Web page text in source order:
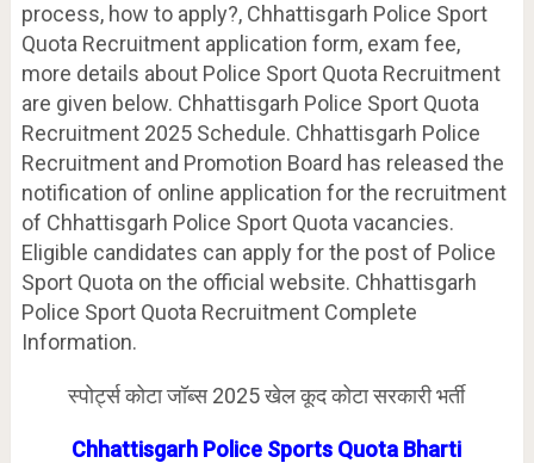
process, how to apply?, Chhattisgarh Police Sport
Quota Recruitment application form, exam fee,
more details about Police Sport Quota Recruitment
are given below. Chhattisgarh Police Sport Quota
Recruitment 2025 Schedule. Chhattisgarh Police
Recruitment and Promotion Board has released the
notification of online application for the recruitment
of Chhattisgarh Police Sport Quota vacancies.
Eligible candidates can apply for the post of Police
Sport Quota on the official website. Chhattisgarh
Police Sport Quota Recruitment Complete
Information.
स्पोर्ट्स कोटा जॉब्स 2025 खेल कूद कोटा सरकारी भर्ती
Chhattisgarh Police Sports Quota Bharti